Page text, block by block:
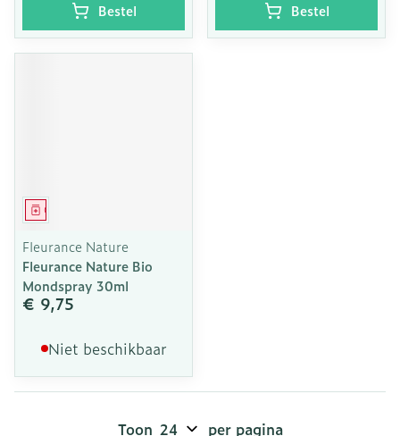
Bestel Bestel
Geneesmiddel
Fleurance Nature
Fleurance Nature Bio
Mondspray 30ml
€ 9,75
Niet beschikbaar
Toon per pagina